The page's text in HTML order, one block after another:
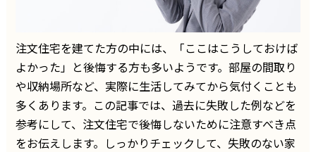
注文住宅を建てた方の中には、「ここはこうしておけば
よかった」と後悔する方も多いようです。部屋の間取り
や収納場所など、実際に生活してみてから気付くことも
多くあります。この記事では、過去に失敗した例などを
参考にして、注文住宅で後悔しないために注意すべき点
をお伝えします。しっかりチェックして、失敗のない家